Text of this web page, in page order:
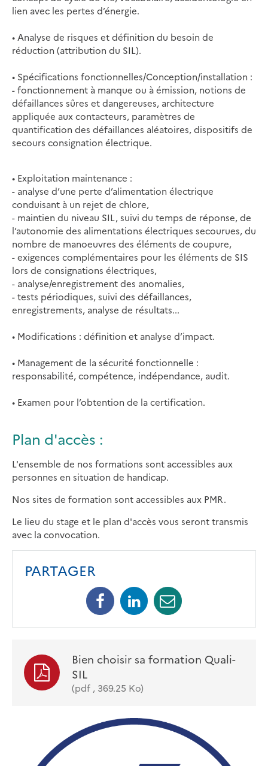
lien avec les pertes d’énergie.
• Analyse de risques et définition du besoin de
réduction (attribution du SIL).
• Spécifications fonctionnelles/Conception/installation :
- fonctionnement à manque ou à émission, notions de
défaillances sûres et dangereuses, architecture
appliquée aux contacteurs, paramètres de
quantification des défaillances aléatoires, dispositifs de
secours consignation électrique.
• Exploitation maintenance :
- analyse d’une perte d’alimentation électrique
conduisant à un rejet de chlore,
- maintien du niveau SIL, suivi du temps de réponse, de
l’autonomie des alimentations électriques secourues, du
nombre de manoeuvres des éléments de coupure,
- exigences complémentaires pour les éléments de SIS
lors de consignations électriques,
- analyse/enregistrement des anomalies,
- tests périodiques, suivi des défaillances,
enregistrements, analyse de résultats...
• Modifications : définition et analyse d’impact.
• Management de la sécurité fonctionnelle :
responsabilité, compétence, indépendance, audit.
• Examen pour l’obtention de la certification.
Plan d'accès :
L'ensemble de nos formations sont accessibles aux
personnes en situation de handicap.
Nos sites de formation sont accessibles aux PMR.
Le lieu du stage et le plan d'accès vous seront transmis
avec la convocation.
PARTAGER
FacebookLinkedinMail
Bien choisir sa formation Quali-
SIL
(pdf , 369.25 Ko)